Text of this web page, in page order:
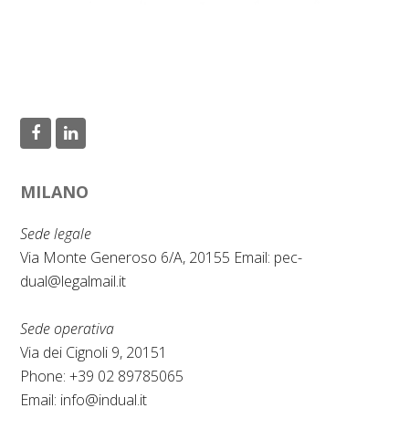
c
e
b
o
L
n
k
e
d
n
MILANO
Sede legale
Via Monte Generoso 6/A, 20155 Email: pec-
dual@legalmail.it
Sede operativa
Via dei Cignoli 9, 20151
Phone: +39 02 89785065
Email: info@indual.it